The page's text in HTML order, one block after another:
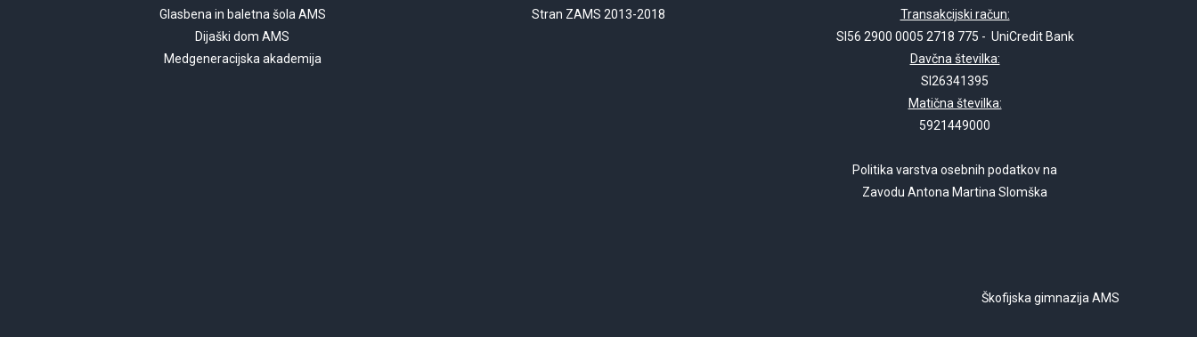
Glasbena in baletna šola AMS
Dijaški dom AMS
Medgeneracijska akademija
Stran ZAMS 2013-2018
Transakcijski račun:
SI56 2900 0005 2718 775 - UniCredit Bank
Davčna številka:
SI26341395
Matična številka:
5921449000
Politika varstva osebnih podatkov na
Zavodu Antona Martina Slomška
Škofijska gimnazija AMS